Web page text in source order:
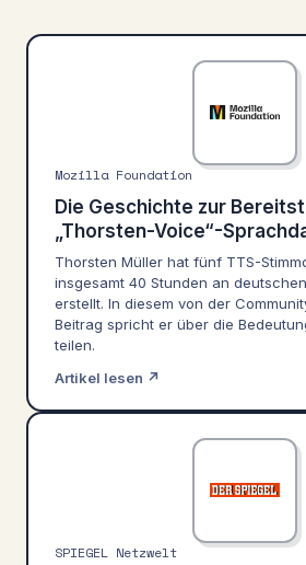
Mozilla Foundation
Die Geschichte zur
„Thorsten-Voice“-
Thorsten Müller hat fünf TTS-
insgesamt 40 Stunden an
erstellt. In diesem von der
Beitrag spricht er über die
teilen.
Artikel lesen ↗
SPIEGEL Netzwelt